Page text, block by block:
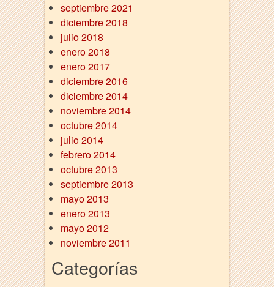
e
s
u
n
d
7
5
d
o
l
l
a
t
r
e
l
septiembre 2021
diciembre 2018
julio 2018
enero 2018
enero 2017
diciembre 2016
diciembre 2014
noviembre 2014
octubre 2014
julio 2014
febrero 2014
octubre 2013
septiembre 2013
mayo 2013
enero 2013
mayo 2012
noviembre 2011
Categorías